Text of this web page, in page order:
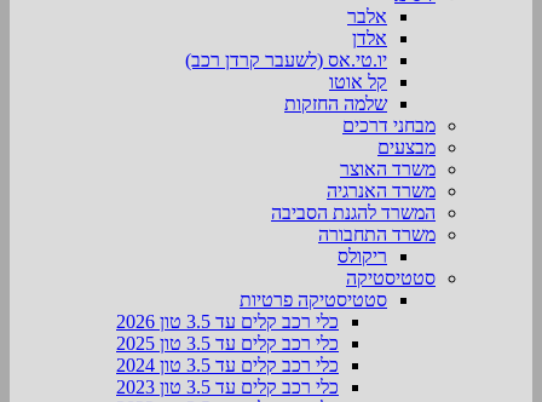
אלבר
אלדן
יו.טי.אס (לשעבר קרדן רכב)
קל אוטו
שלמה החזקות
מבחני דרכים
מבצעים
משרד האוצר
משרד האנרגיה
המשרד להגנת הסביבה
משרד התחבורה
ריקולס
סטטיסטיקה
סטטיסטיקה פרטיות
כלי רכב קלים עד 3.5 טון 2026
כלי רכב קלים עד 3.5 טון 2025
כלי רכב קלים עד 3.5 טון 2024
כלי רכב קלים עד 3.5 טון 2023